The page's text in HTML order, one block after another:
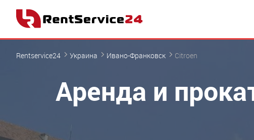
Rentservice24 Украина Ивано-Франковск Citroen
Аренда и